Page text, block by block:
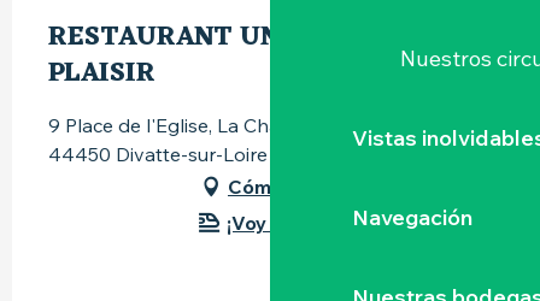
Nuestros
Vistas
Navegación
RESTAURANT UNE TABLE AVEC
PLAISIR
9 Place de l'Eglise, La Chapelle Basse-Mer,
44450 Divatte-sur-Loire
Cómo llegar
¡Voy en tren!